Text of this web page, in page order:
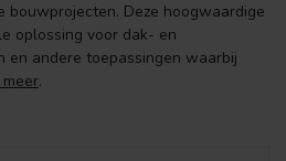
bouwprojecten. Deze hoogwaardige
oplossing voor dak- en
en andere toepassingen waarbij
meer.